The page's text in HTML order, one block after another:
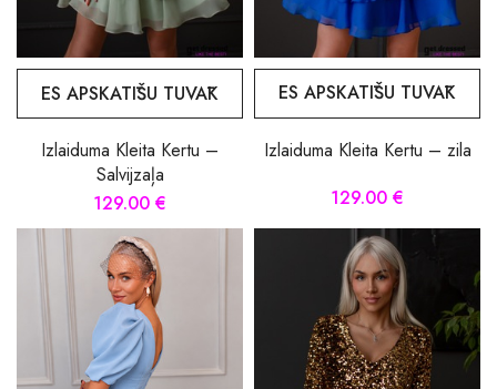
ES APSKATĪŠU TUVĀK
Izlaiduma Kleita Kertu –
Salvijzaļa
129.00 €
ES APSKATĪŠU TUVĀK
Izlaiduma Kleita Kertu – zila
129.00 €